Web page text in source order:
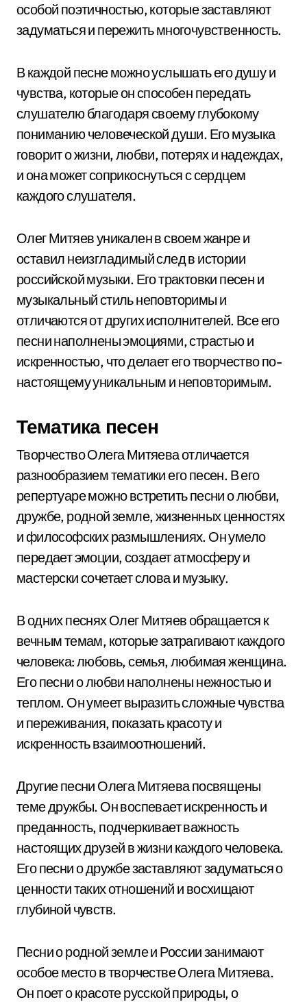
особой поэтичностью, которые заставляют
задуматься и пережить многочувственность.
В каждой песне можно услышать его душу и
чувства, которые он способен передать
слушателю благодаря своему глубокому
пониманию человеческой души. Его музыка
говорит о жизни, любви, потерях и надеждах,
и она может соприкоснуться с сердцем
каждого слушателя.
Олег Митяев уникален в своем жанре и
оставил неизгладимый след в истории
российской музыки. Его трактовки песен и
музыкальный стиль неповторимы и
отличаются от других исполнителей. Все его
песни наполнены эмоциями, страстью и
искренностью, что делает его творчество по-
настоящему уникальным и неповторимым.
Тематика песен
Творчество Олега Митяева отличается
разнообразием тематики его песен. В его
репертуаре можно встретить песни о любви,
дружбе, родной земле, жизненных ценностях
и философских размышлениях. Он умело
передает эмоции, создает атмосферу и
мастерски сочетает слова и музыку.
В одних песнях Олег Митяев обращается к
вечным темам, которые затрагивают каждого
человека: любовь, семья, любимая женщина.
Его песни о любви наполнены нежностью и
теплом. Он умеет выразить сложные чувства
и переживания, показать красоту и
искренность взаимоотношений.
Другие песни Олега Митяева посвящены
теме дружбы. Он воспевает искренность и
преданность, подчеркивает важность
настоящих друзей в жизни каждого человека.
Его песни о дружбе заставляют задуматься о
ценности таких отношений и восхищают
глубиной чувств.
Песни о родной земле и России занимают
особое место в творчестве Олега Митяева.
Он поет о красоте русской природы, о